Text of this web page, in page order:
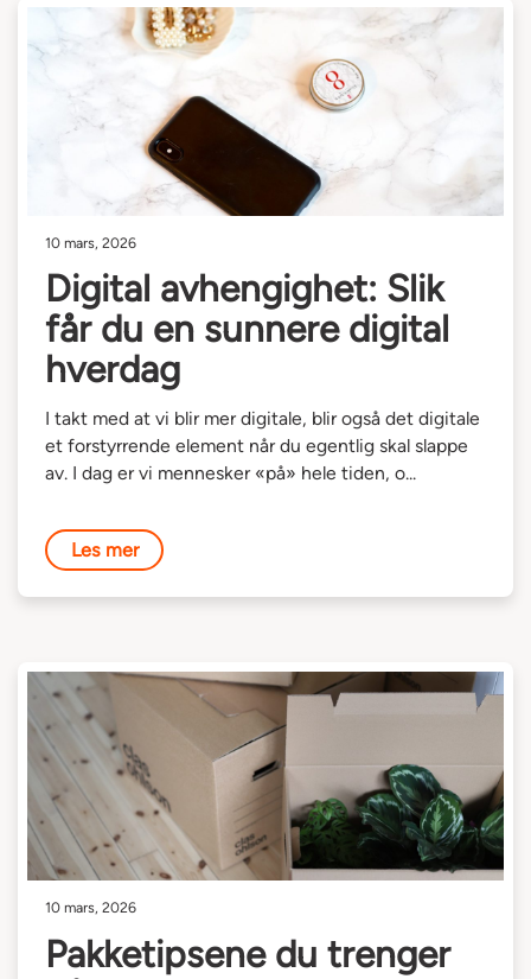
10 mars, 2026
Digital avhengighet: Slik
får du en sunnere digital
hverdag
I takt med at vi blir mer digitale, blir også det digitale
et forstyrrende element når du egentlig skal slappe
av. I dag er vi mennesker «på» hele tiden, o...
Les mer
10 mars, 2026
Pakketipsene du trenger